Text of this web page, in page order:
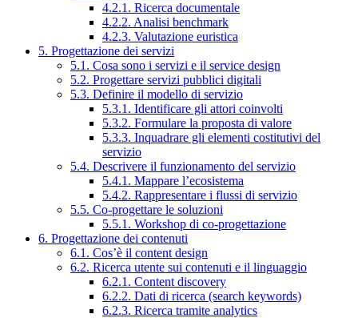
4.2.1. Ricerca documentale
4.2.2. Analisi benchmark
4.2.3. Valutazione euristica
5. Progettazione dei servizi
5.1. Cosa sono i servizi e il service design
5.2. Progettare servizi pubblici digitali
5.3. Definire il modello di servizio
5.3.1. Identificare gli attori coinvolti
5.3.2. Formulare la proposta di valore
5.3.3. Inquadrare gli elementi costitutivi del
servizio
5.4. Descrivere il funzionamento del servizio
5.4.1. Mappare l’ecosistema
5.4.2. Rappresentare i flussi di servizio
5.5. Co-progettare le soluzioni
5.5.1. Workshop di co-progettazione
6. Progettazione dei contenuti
6.1. Cos’è il content design
6.2. Ricerca utente sui contenuti e il linguaggio
6.2.1. Content discovery
6.2.2. Dati di ricerca (search keywords)
6.2.3. Ricerca tramite analytics